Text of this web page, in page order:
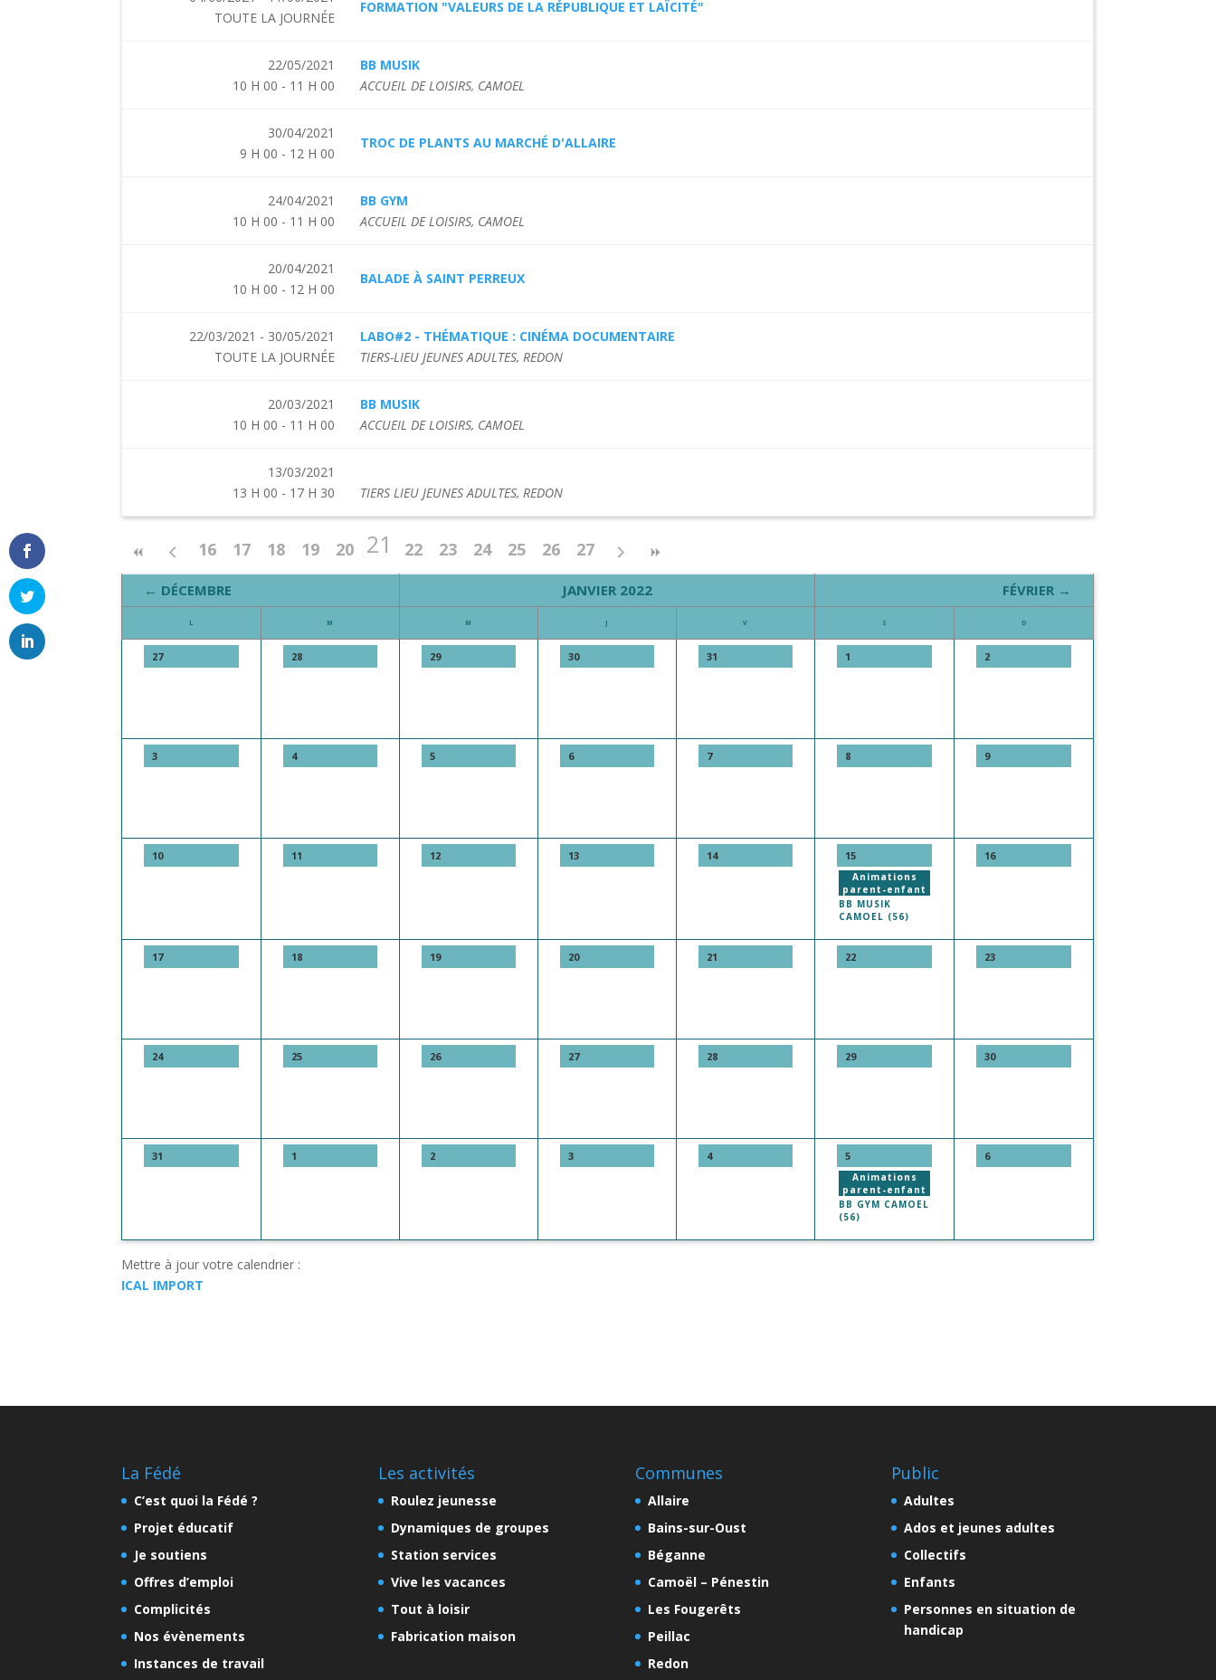
TOUTE LA JOURNÉE
FORMATION "VALEURS DE LA RÉPUBLIQUE ET LAÏCITÉ"
22/05/2021
10 H 00 - 11 H 00
BB MUSIK
ACCUEIL DE LOISIRS, CAMOEL
30/04/2021
9 H 00 - 12 H 00
TROC DE PLANTS AU MARCHÉ D'ALLAIRE
24/04/2021
10 H 00 - 11 H 00
BB GYM
ACCUEIL DE LOISIRS, CAMOEL
20/04/2021
10 H 00 - 12 H 00
BALADE À SAINT PERREUX
22/03/2021 - 30/05/2021
TOUTE LA JOURNÉE
LABO#2 - THÉMATIQUE : CINÉMA DOCUMENTAIRE
TIERS-LIEU JEUNES ADULTES, REDON
20/03/2021
10 H 00 - 11 H 00
BB MUSIK
ACCUEIL DE LOISIRS, CAMOEL
13/03/2021
13 H 00 - 17 H 30
TIERS LIEU JEUNES ADULTES, REDON
16 17 18 19 20 21 22 23 24 25 26 27
← DÉCEMBRE JANVIER 2022 FÉVRIER →
L M M J V S D
27 28 29 30 31 1 2
3 4 5 6 7 8 9
10 11 12 13 14 15
Animations
parent-enfant
BB MUSIK
CAMOEL (56)
16
17 18 19 20 21 22 23
24 25 26 27 28 29 30
31 1 2 3 4 5
Animations
parent-enfant
BB GYM CAMOEL
(56)
6
Mettre à jour votre calendrier :
ICAL IMPORT
La Fédé
C’est quoi la Fédé ?
Projet éducatif
Je soutiens
Offres d’emploi
Complicités
Nos évènements
Instances de travail
Les activités
Roulez jeunesse
Dynamiques de groupes
Station services
Vive les vacances
Tout à loisir
Fabrication maison
Communes
Allaire
Bains-sur-Oust
Béganne
Camoël – Pénestin
Les Fougerêts
Peillac
Redon
Public
Adultes
Ados et jeunes adultes
Collectifs
Enfants
Personnes en situation de
handicap